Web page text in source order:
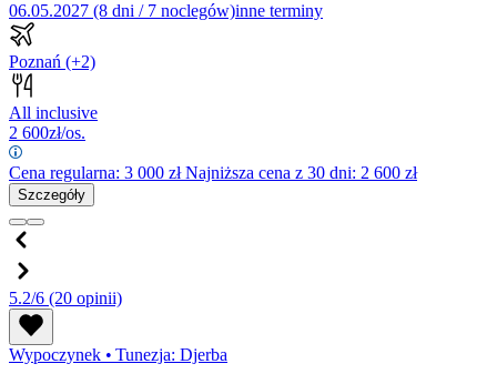
06.05.2027 (8 dni / 7 noclegów)inne terminy
Poznań (+2)
All inclusive
2 600zł/os.
Cena regularna: 3 000 złNajniższa cena z 30 dni: 2 600 zł
Szczegóły
5.2/6 (20 opinii)
Wypoczynek • Tunezja: Djerba